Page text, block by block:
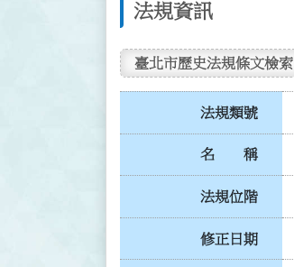
法規資訊
臺北市歷史法規條文檢索
法規類號
名 稱
法規位階
修正日期